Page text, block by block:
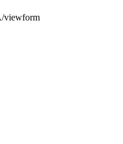
viewform